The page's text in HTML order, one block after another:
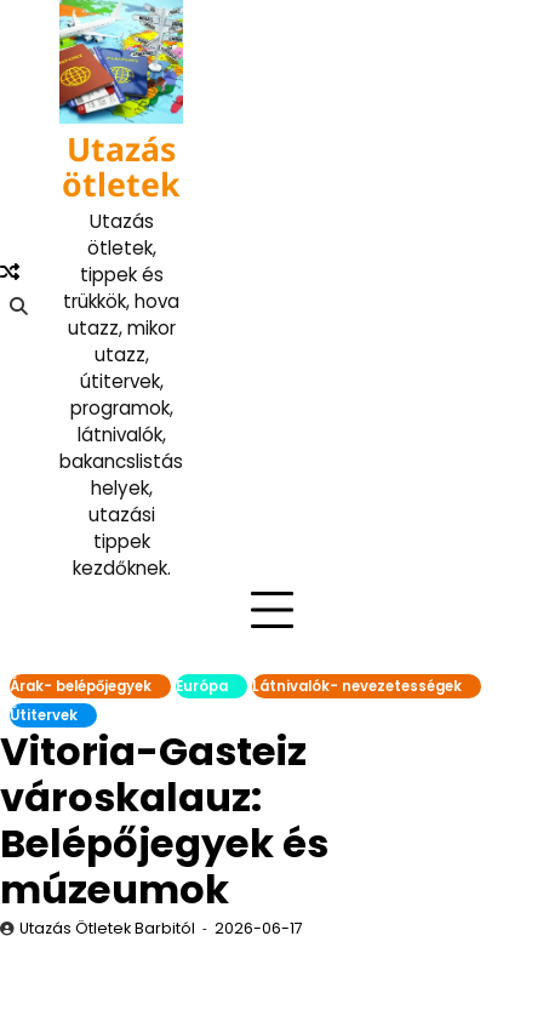
content
Utazás
ötletek
Utazás
ötletek,
tippek és
trükkök, hova
utazz, mikor
utazz,
útitervek,
programok,
látnivalók,
bakancslistás
helyek,
utazási
tippek
kezdőknek.
Árak- belépőjegyek Európa
Látnivalók- nevezetességek
Útitervek
Vitoria-Gasteiz
városkalauz:
Belépőjegyek és
múzeumok
Utazás Ötletek Barbitól 2026-06-17